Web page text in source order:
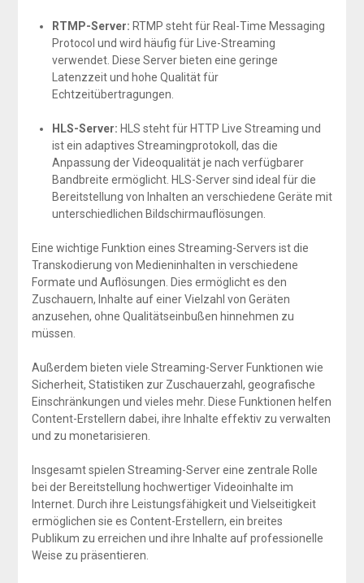
RTMP-Server: RTMP steht für Real-Time Messaging
Protocol und wird häufig für Live-Streaming
verwendet. Diese Server bieten eine geringe
Latenzzeit und hohe Qualität für
Echtzeitübertragungen.
HLS-Server: HLS steht für HTTP Live Streaming und
ist ein adaptives Streamingprotokoll, das die
Anpassung der Videoqualität je nach verfügbarer
Bandbreite ermöglicht. HLS-Server sind ideal für die
Bereitstellung von Inhalten an verschiedene Geräte mit
unterschiedlichen Bildschirmauflösungen.
Eine wichtige Funktion eines Streaming-Servers ist die
Transkodierung von Medieninhalten in verschiedene
Formate und Auflösungen. Dies ermöglicht es den
Zuschauern, Inhalte auf einer Vielzahl von Geräten
anzusehen, ohne Qualitätseinbußen hinnehmen zu
müssen.
Außerdem bieten viele Streaming-Server Funktionen wie
Sicherheit, Statistiken zur Zuschauerzahl, geografische
Einschränkungen und vieles mehr. Diese Funktionen helfen
Content-Erstellern dabei, ihre Inhalte effektiv zu verwalten
und zu monetarisieren.
Insgesamt spielen Streaming-Server eine zentrale Rolle
bei der Bereitstellung hochwertiger Videoinhalte im
Internet. Durch ihre Leistungsfähigkeit und Vielseitigkeit
ermöglichen sie es Content-Erstellern, ein breites
Publikum zu erreichen und ihre Inhalte auf professionelle
Weise zu präsentieren.